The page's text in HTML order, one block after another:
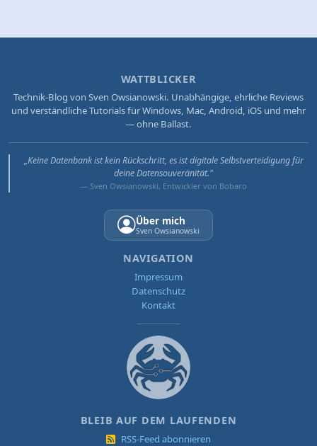
WATTBLICKER
Technik-Blog von Sven Owsianowski. Unabhängige, ehrliche Reviews
und verständliche Tutorials für Windows, Mac, Android, iOS und mehr
— ohne Ballast.
„Keine Datenbank ist kein Rückschritt, es ist digitale Selbstverteidigung für
deine Datensouveränität."
— Sven Owsianowski, Entwickler von Bobaro
Über mich
Sven Owsianowski
NAVIGATION
Impressum
Datenschutz
Kontakt
BLEIB AUF DEM LAUFENDEN
RSS-Feed abonnieren